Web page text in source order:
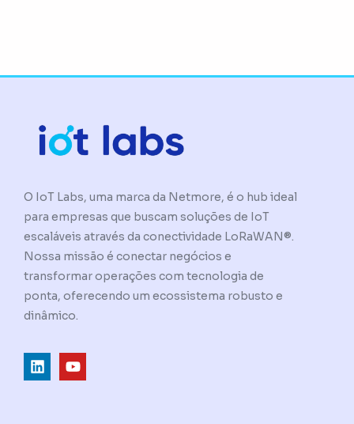
O IoT Labs, uma marca da Netmore, é o hub ideal
para empresas que buscam soluções de IoT
escaláveis através da conectividade LoRaWAN®.
Nossa missão é conectar negócios e
transformar operações com tecnologia de
ponta, oferecendo um ecossistema robusto e
dinâmico.
L
i
Y
o